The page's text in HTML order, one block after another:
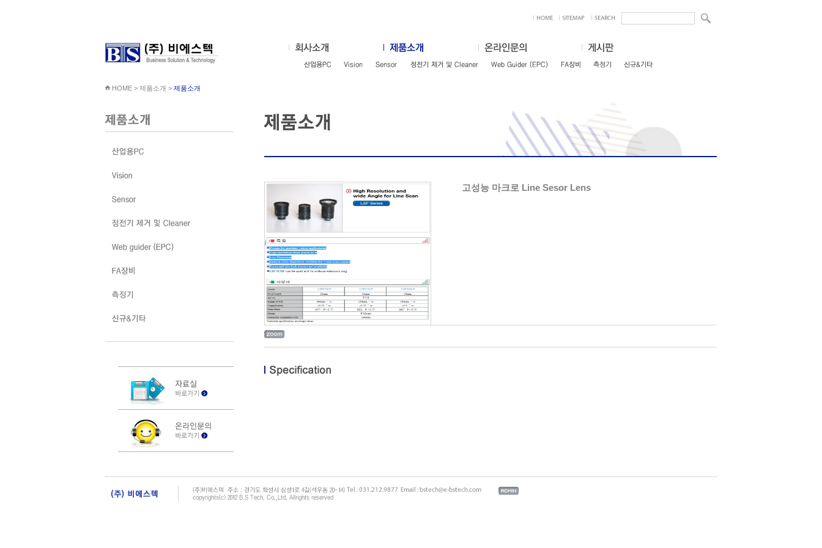
HOME > 제품소개 > 제품소개
고성능 마크로 Line Sesor Lens